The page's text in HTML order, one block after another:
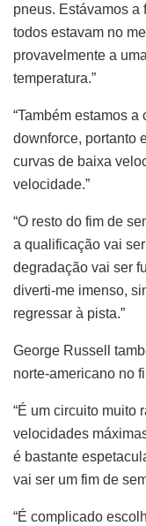
pneus. Estávamos a
todos estavam no
provavelmente a
temperatura.”
“Também estamos
downforce, portanto
curvas de baixa
velocidade.”
“O resto do fim de
a qualificação vai
degradação vai ser
diverti-me imenso,
regressar à pista.”
George Russell
norte-americano no
“É um circuito muito
velocidades
é bastante
vai ser um fim de
“É complicado